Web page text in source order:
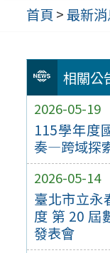
首頁 >最新
相關公
2026-05-19
115學年度
奏—跨域探
2026-05-14
臺北市立永
度 第 20 屆
發表會